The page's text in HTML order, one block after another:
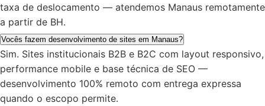
taxa de deslocamento — atendemos Manaus remotamente
a partir de BH.
Vocês fazem desenvolvimento de sites em Manaus?
Sim. Sites institucionais B2B e B2C com layout responsivo,
performance mobile e base técnica de SEO —
desenvolvimento 100% remoto com entrega expressa
quando o escopo permite.